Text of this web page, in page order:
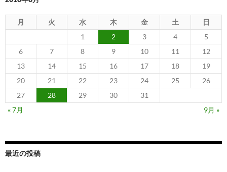
月 火 水 木 金 土
日
1
2 3 4
5
6
7 8 9 10 11
12
13
14 15 16 17 18
19
20
21 22 23 24 25
26
27
28 29 30
31
« 7月
9月 »
最近の投稿